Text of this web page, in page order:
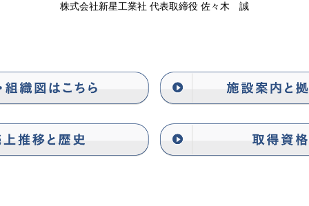
株式会社新星工業社 代表取締役 佐々木 誠